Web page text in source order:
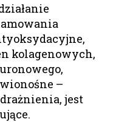
kolagenowych,
–
jest